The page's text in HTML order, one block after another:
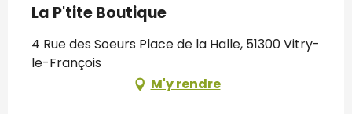
La P'tite Boutique
4 Rue des Soeurs Place de la Halle, 51300 Vitry-
le-François
M'y rendre